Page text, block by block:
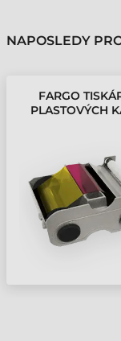
NAPOSLEDY
FARGO
PLASTOVÝCH
YMCKO